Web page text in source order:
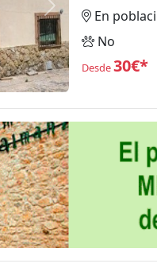
Siguiente
En
No
Desde30€*